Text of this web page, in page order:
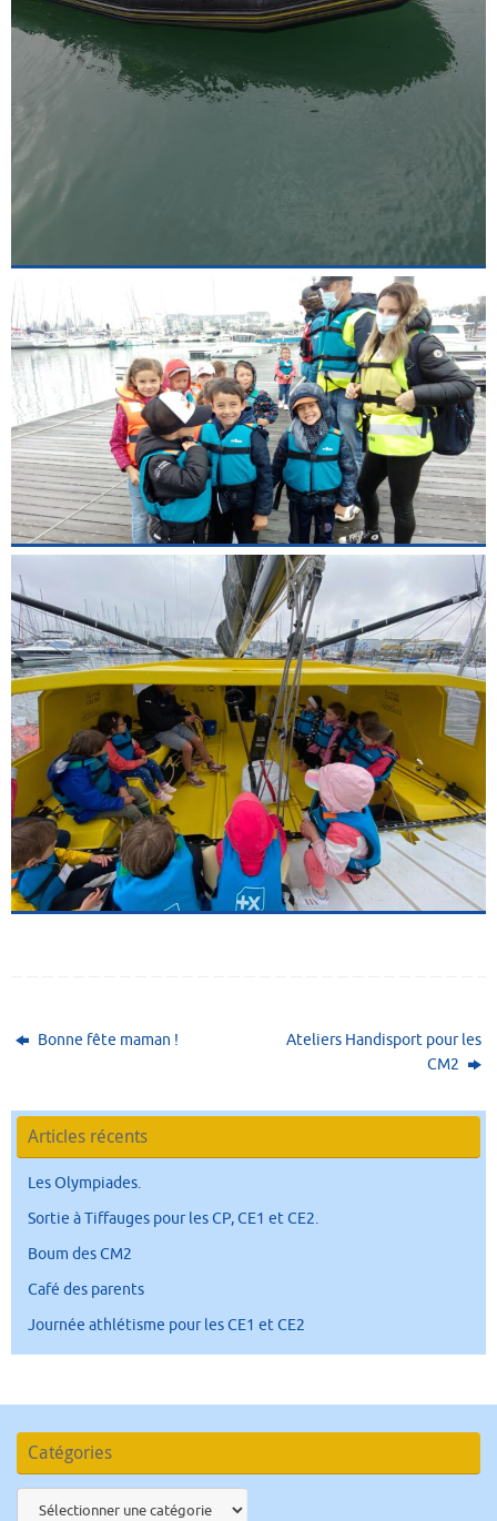
Bonne fête maman !
Ateliers Handisport pour les
CM2
Articles récents
Les Olympiades.
Sortie à Tiffauges pour les CP, CE1 et CE2.
Boum des CM2
Café des parents
Journée athlétisme pour les CE1 et CE2
Catégories